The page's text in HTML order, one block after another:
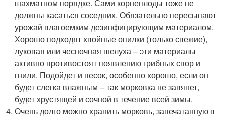
шахматном порядке. Сами корнеплоды тоже не
должны касаться соседних. Обязательно пересыпают
урожай влагоемким дезинфицирующим материалом.
Хорошо подходят хвойные опилки (только свежие),
луковая или чесночная шелуха – эти материалы
активно противостоят появлению грибных спор и
гнили. Подойдет и песок, особенно хорошо, если он
будет слегка влажным – так морковка не завянет,
будет хрустящей и сочной в течение всей зимы.
Очень долго можно хранить морковь, запечатанную в